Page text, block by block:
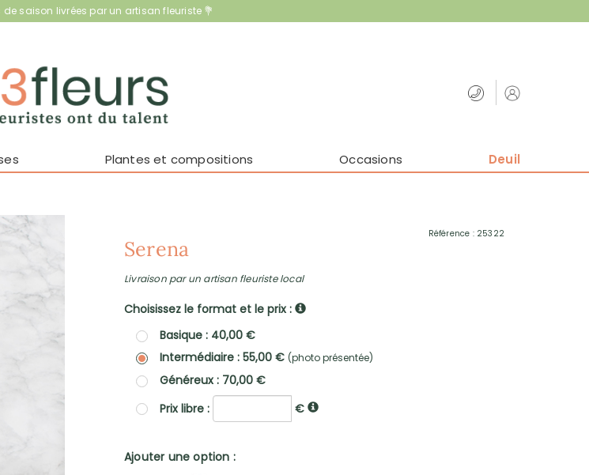
de saison livrées par un artisan fleuriste 💐
Plantes et compositions Occasions Deuil
Référence : 25322
Serena
Livraison par un artisan fleuriste local
Choisissez le format et le prix :
Basique : 40,00 €
Intermédiaire : 55,00 € (photo présentée)
Généreux : 70,00 €
Prix libre :
€
Ajouter une option :